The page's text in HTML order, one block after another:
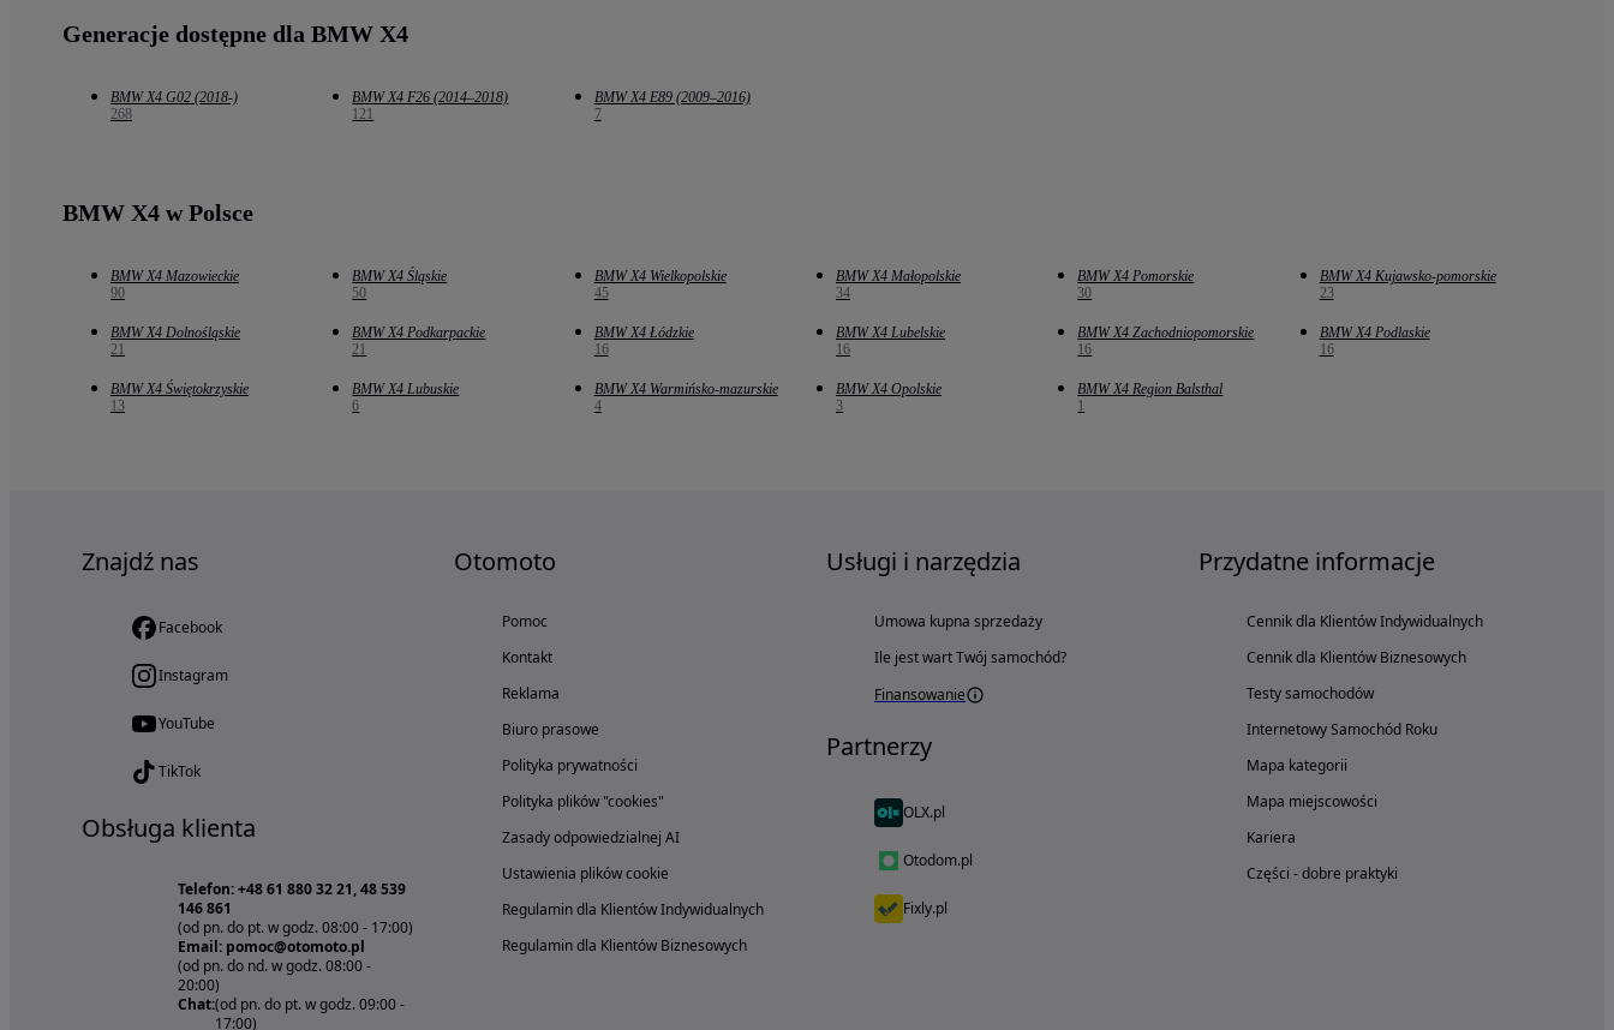
Generacje dostępne dla BMW X4
BMW X4 G02 (2018-)
268
BMW X4 F26 (2014–2018)
121
BMW X4 E89 (2009–2016)
7
BMW X4 w Polsce
BMW X4 Mazowieckie
90
BMW X4 Śląskie
50
BMW X4 Wielkopolskie
45
BMW X4 Małopolskie
34
BMW X4 Pomorskie
30
BMW X4 Kujawsko-pomorskie
23
BMW X4 Dolnośląskie
21
BMW X4 Podkarpackie
21
BMW X4 Łódzkie
16
BMW X4 Lubelskie
16
BMW X4 Zachodniopomorskie
16
BMW X4 Podlaskie
16
BMW X4 Świętokrzyskie
13
BMW X4 Lubuskie
6
BMW X4 Warmińsko-mazurskie
4
BMW X4 Opolskie
3
BMW X4 Region Balsthal
1
Znajdź nas
Facebook
Instagram
YouTube
TikTok
Obsługa klienta
Telefon: +48 61 880 32 21, 48 539
146 861
(od pn. do pt. w godz. 08:00 - 17:00)
Email: pomoc@otomoto.pl
(od pn. do nd. w godz. 08:00 -
20:00)
Chat:(od pn. do pt. w godz. 09:00 -
17:00)
Otomoto
Pomoc
Kontakt
Reklama
Biuro prasowe
Polityka prywatności
Polityka plików "cookies"
Zasady odpowiedzialnej AI
Ustawienia plików cookie
Regulamin dla Klientów Indywidualnych
Regulamin dla Klientów Biznesowych
Usługi i narzędzia
Umowa kupna sprzedaży
Ile jest wart Twój samochód?
Finansowanie
Partnerzy
OLX.pl
Otodom.pl
Fixly.pl
Przydatne informacje
Cennik dla Klientów Indywidualnych
Cennik dla Klientów Biznesowych
Testy samochodów
Internetowy Samochód Roku
Mapa kategorii
Mapa miejscowości
Kariera
Części - dobre praktyki